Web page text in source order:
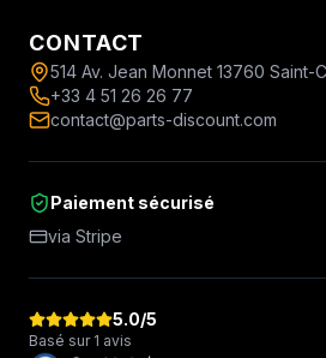
CONTACT
514 Av. Jean Monnet 13760 Saint-
+33 4 51 26 26 77
contact@parts-discount.com
Paiement sécurisé
via Stripe
5.0/5
Basé sur 1 avis